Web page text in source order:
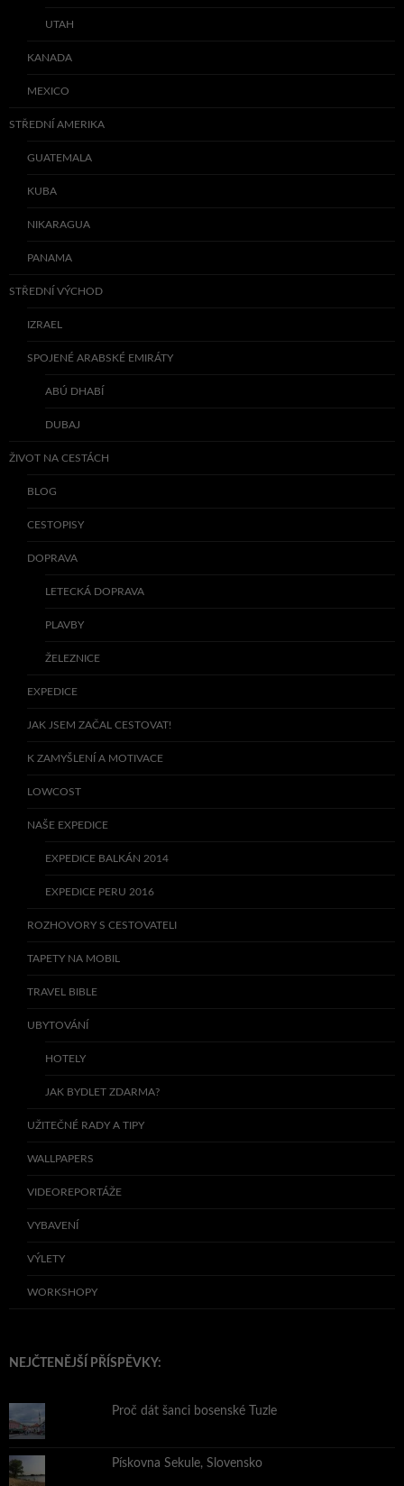
UTAH
KANADA
MEXICO
STŘEDNÍ AMERIKA
GUATEMALA
KUBA
NIKARAGUA
PANAMA
STŘEDNÍ VÝCHOD
IZRAEL
SPOJENÉ ARABSKÉ EMIRÁTY
ABÚ DHABÍ
DUBAJ
ŽIVOT NA CESTÁCH
BLOG
CESTOPISY
DOPRAVA
LETECKÁ DOPRAVA
PLAVBY
ŽELEZNICE
EXPEDICE
JAK JSEM ZAČAL CESTOVAT!
K ZAMYŠLENÍ A MOTIVACE
LOWCOST
NAŠE EXPEDICE
EXPEDICE BALKÁN 2014
EXPEDICE PERU 2016
ROZHOVORY S CESTOVATELI
TAPETY NA MOBIL
TRAVEL BIBLE
UBYTOVÁNÍ
HOTELY
JAK BYDLET ZDARMA?
UŽITEČNÉ RADY A TIPY
WALLPAPERS
VIDEOREPORTÁŽE
VYBAVENÍ
VÝLETY
WORKSHOPY
NEJČTENĚJŠÍ PŘÍSPĚVKY:
Proč dát šanci bosenské Tuzle
Pískovna Sekule, Slovensko